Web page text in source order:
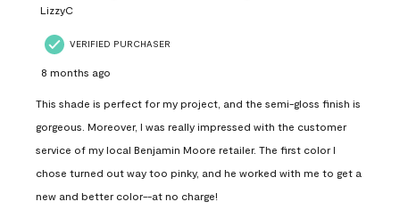
LizzyC
VERIFIED PURCHASER
8 months ago
This shade is perfect for my project, and the semi-gloss finish is
gorgeous. Moreover, I was really impressed with the customer
service of my local Benjamin Moore retailer. The first color I
chose turned out way too pinky, and he worked with me to get a
new and better color--at no charge!